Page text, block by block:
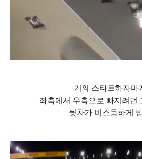
거의 스타트하자마
좌측에서 우측으로 빠지려던
뒷차가 비스듬하게